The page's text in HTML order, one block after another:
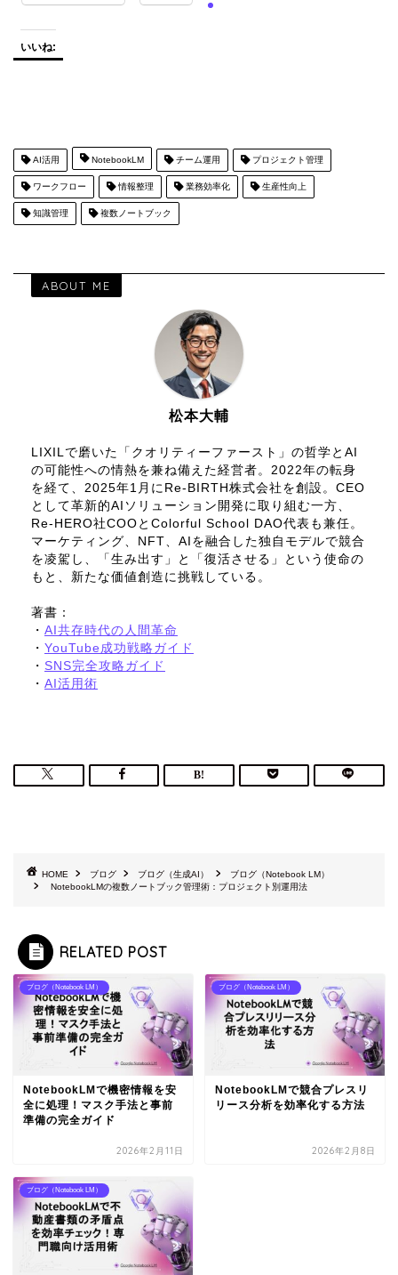
いいね:
AI活用 NotebookLM チーム運用 プロジェクト管理
ワークフロー 情報整理 業務効率化 生産性向上
知識管理 複数ノートブック
ABOUT ME
松本大輔
LIXILで磨いた「クオリティーファースト」の哲学とAI
の可能性への情熱を兼ね備えた経営者。2022年の転身
を経て、2025年1月にRe-BIRTH株式会社を創設。CEO
として革新的AIソリューション開発に取り組む一方、
Re-HERO社COOとColorful School DAO代表も兼任。
マーケティング、NFT、AIを融合した独自モデルで競合
を凌駕し、「生み出す」と「復活させる」という使命の
もと、新たな価値創造に挑戦している。
著書：
・ AI共存時代の人間革命
・ YouTube成功戦略ガイド
・ SNS完全攻略ガイド
・ AI活用術
HOME ブログ ブログ（生成AI）
ブログ（Notebook LM）
NotebookLMの複数ノートブック管理術：プロジェクト別運用法
RELATED POST
ブログ（Notebook LM）
NotebookLMで機密情報を安
全に処理！マスク手法と事前
準備の完全ガイド
2026年2月11日
ブログ（Notebook LM）
NotebookLMで競合プレスリ
リース分析を効率化する方法
2026年2月8日
ブログ（Notebook LM）